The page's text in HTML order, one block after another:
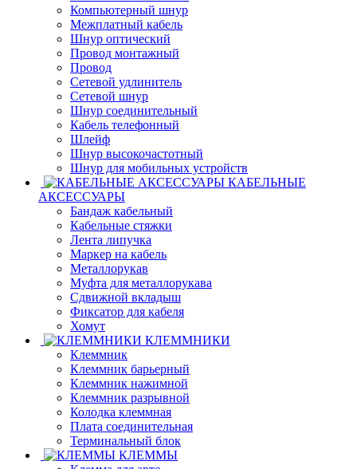
Компьютерный шнур
Межплатный кабель
Шнур оптический
Провод монтажный
Провод
Сетевой удлинитель
Сетевой шнур
Шнур соединительный
Кабель телефонный
Шлейф
Шнур высокочастотный
Шнур для мобильных устройств
КАБЕЛЬНЫЕ
АКСЕССУАРЫ
Бандаж кабельный
Кабельные стяжки
Лента липучка
Маркер на кабель
Металлорукав
Муфта для металлорукава
Сдвижной вкладыш
Фиксатор для кабеля
Хомут
КЛЕММНИКИ
Клеммник
Клеммник барьерный
Клеммник нажимной
Клеммник разрывной
Колодка клеммная
Плата соединительная
Терминальный блок
КЛЕММЫ